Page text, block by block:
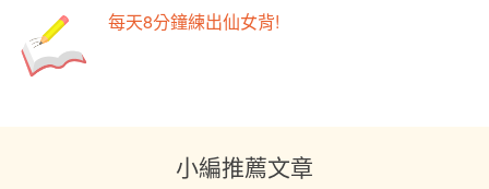
每天8分鐘練出仙女背!
小編推薦文章